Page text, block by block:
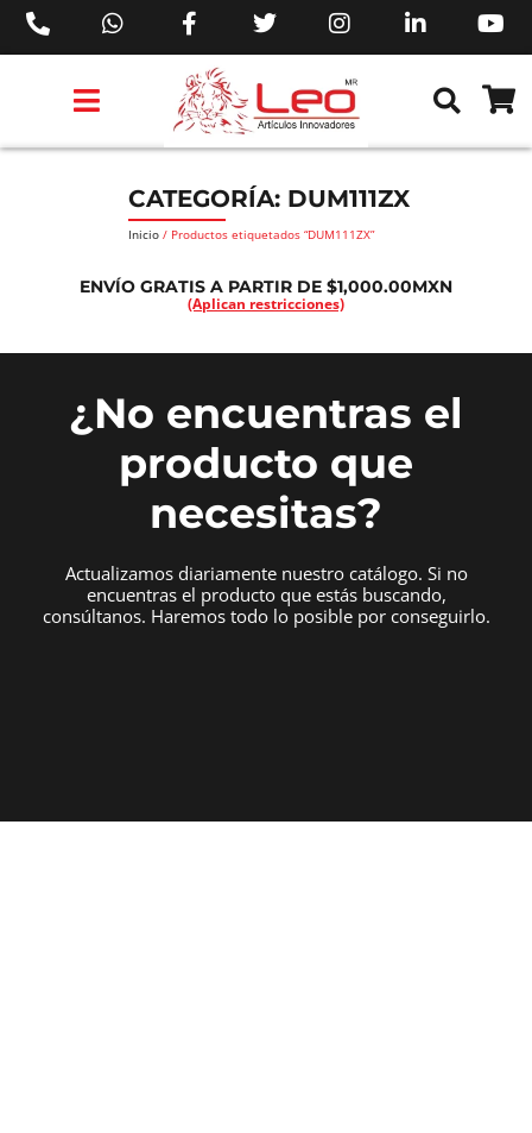
CATEGORÍA: DUM111ZX
Inicio / Productos etiquetados “DUM111ZX”
ENVÍO GRATIS A PARTIR DE $1,000.00MXN
(Aplican restricciones)
¿No encuentras el
producto que
necesitas?
Actualizamos diariamente nuestro catálogo. Si no
encuentras el producto que estás buscando,
consúltanos. Haremos todo lo posible por conseguirlo.